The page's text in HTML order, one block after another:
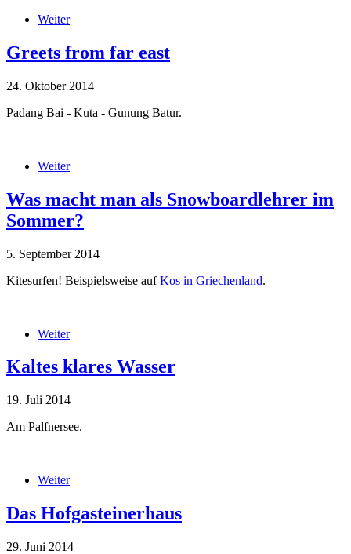
image.jpg
Weiterüber Stuberkogel heute morgen
Greets from far east
24. Oktober 2014
Padang Bai - Kuta - Gunung Batur.
IMG_2105.JPG
Weiterüber Greets from far east
Was macht man als Snowboardlehrer im
Sommer?
5. September 2014
Kitesurfen! Beispielsweise aufKos in Griechenland.
kitesurf-kos.jpg
Weiterüber Was macht man als Snowboardlehrer im Sommer?
Kaltes klares Wasser
19. Juli 2014
Am Palfnersee.
IMG_2026.JPG
Weiterüber Kaltes klares Wasser
Das Hofgasteinerhaus
29. Juni 2014